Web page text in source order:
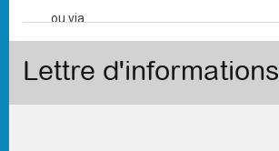
ou via
de
Lettre d'informations